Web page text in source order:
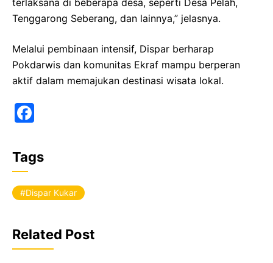
Tenggarong Seberang, dan lainnya,” jelasnya.
Melalui pembinaan intensif, Dispar berharap
Pokdarwis dan komunitas Ekraf mampu berperan
aktif dalam memajukan destinasi wisata lokal.
c
e
b
o
k
Tags
Dispar Kukar
Related Post